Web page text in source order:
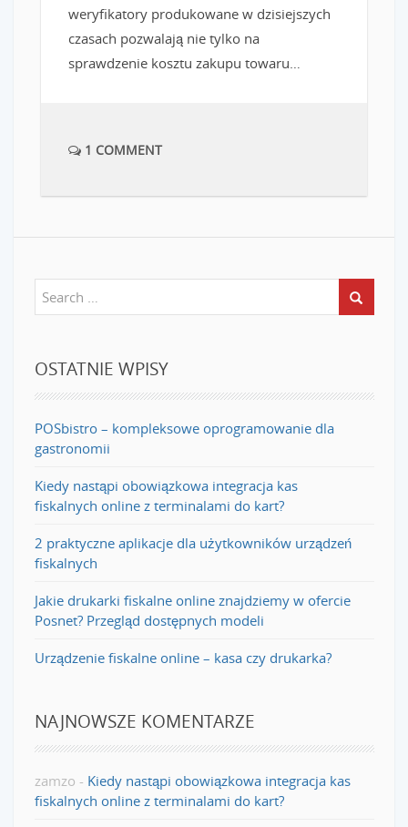
weryfikatory produkowane w dzisiejszych
czasach pozwalają nie tylko na
sprawdzenie kosztu zakupu towaru…
1 COMMENT
OSTATNIE WPISY
POSbistro – kompleksowe oprogramowanie dla
gastronomii
Kiedy nastąpi obowiązkowa integracja kas
fiskalnych online z terminalami do kart?
2 praktyczne aplikacje dla użytkowników urządzeń
fiskalnych
Jakie drukarki fiskalne online znajdziemy w ofercie
Posnet? Przegląd dostępnych modeli
Urządzenie fiskalne online – kasa czy drukarka?
NAJNOWSZE KOMENTARZE
zamzo - Kiedy nastąpi obowiązkowa integracja kas
fiskalnych online z terminalami do kart?